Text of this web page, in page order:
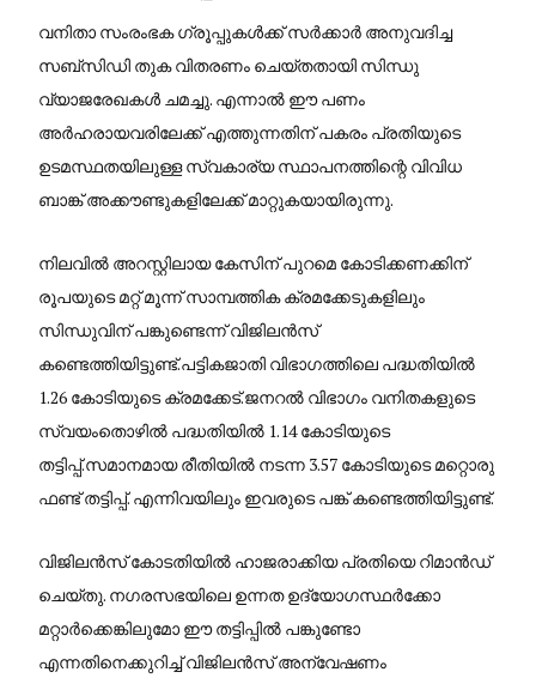
വനിതാ സംരംഭക ഗ്രൂപ്പുകൾക്ക് സർക്കാർ അനുവദിച്ച
സബ്‌സിഡി തുക വിതരണം ചെയ്തതായി സിന്ധു
വ്യാജരേഖകൾ ചമച്ചു. എന്നാൽ ഈ പണം
അർഹരായവരിലേക്ക് എത്തുന്നതിന് പകരം പ്രതിയുടെ
ഉടമസ്ഥതയിലുള്ള സ്വകാര്യ സ്ഥാപനത്തിന്റെ വിവിധ
ബാങ്ക് അക്കൗണ്ടുകളിലേക്ക് മാറ്റുകയായിരുന്നു.
നിലവിൽ അറസ്റ്റിലായ കേസിന് പുറമെ കോടിക്കണക്കിന്
രൂപയുടെ മറ്റ് മൂന്ന് സാമ്പത്തിക ക്രമക്കേടുകളിലും
സിന്ധുവിന് പങ്കുണ്ടെന്ന് വിജിലൻസ്
കണ്ടെത്തിയിട്ടുണ്ട്.പട്ടികജാതി വിഭാഗത്തിലെ പദ്ധതിയിൽ
1.26 കോടിയുടെ ക്രമക്കേട്.ജനറൽ വിഭാഗം വനിതകളുടെ
സ്വയംതൊഴിൽ പദ്ധതിയിൽ 1.14 കോടിയുടെ
തട്ടിപ്പ്.സമാനമായ രീതിയിൽ നടന്ന 3.57 കോടിയുടെ മറ്റൊരു
ഫണ്ട് തട്ടിപ്പ്. എന്നിവയിലും ഇവരുടെ പങ്ക് കണ്ടെത്തിയിട്ടുണ്ട്.
വിജിലൻസ് കോടതിയിൽ ഹാജരാക്കിയ പ്രതിയെ റിമാൻഡ്
ചെയ്തു. നഗരസഭയിലെ ഉന്നത ഉദ്യോഗസ്ഥർക്കോ
മറ്റാർക്കെങ്കിലുമോ ഈ തട്ടിപ്പിൽ പങ്കുണ്ടോ
എന്നതിനെക്കുറിച്ച് വിജിലൻസ് അന്വേഷണം